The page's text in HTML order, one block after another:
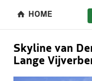
HOME
Skyline van
Lange